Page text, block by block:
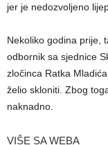
jer je nedozvoljeno
Nekoliko godina prije,
odbornik sa sjednice
zločinca Ratka
želio skloniti. Zbog
naknadno.